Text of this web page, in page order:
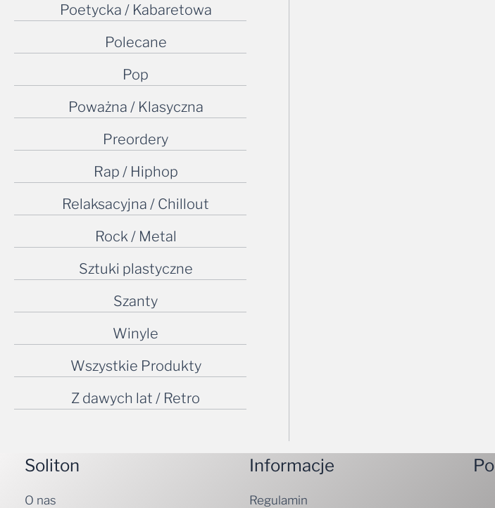
Poetycka / Kabaretowa
Polecane
Pop
Poważna / Klasyczna
Preordery
Rap / Hiphop
Relaksacyjna / Chillout
Rock / Metal
Sztuki plastyczne
Szanty
Winyle
Wszystkie Produkty
Z dawych lat / Retro
Soliton
O nas
Informacje
Regulamin